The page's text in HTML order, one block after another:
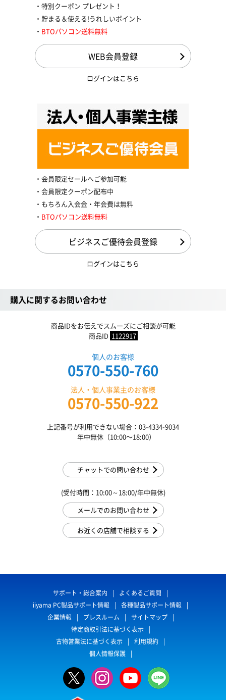
特別クーポン プレゼント！
貯まる＆使える!うれしいポイント
BTOパソコン送料無料
WEB会員登録
ログインはこちら
会員限定セールへご参加可能
会員限定クーポン配布中
もちろん入会金・年会費は無料
BTOパソコン送料無料
ビジネスご優待会員登録
ログインはこちら
購入に関するお問い合わせ
商品IDをお伝えでスムーズにご相談が可能
商品ID 1122917
個人のお客様
0570-550-760
法人・個人事業主のお客様
0570-550-922
上記番号が利用できない場合：03-4334-9034
年中無休（10:00〜18:00）
チャットでの問い合わせ
(受付時間：10:00～18:00/年中無休)
メールでのお問い合わせ
お近くの店舗で相談する
サポート・総合案内
よくあるご質問
iiyama PC製品サポート情報
各種製品サポート情報
企業情報
プレスルーム
サイトマップ
特定商取引法に基づく表示
古物営業法に基づく表示
利用規約
個人情報保護